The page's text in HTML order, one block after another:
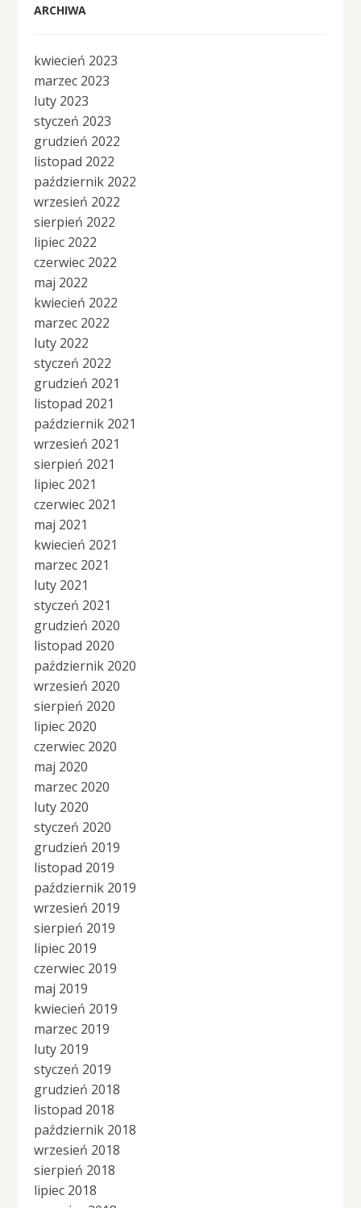
ARCHIWA
kwiecień 2023
marzec 2023
luty 2023
styczeń 2023
grudzień 2022
listopad 2022
październik 2022
wrzesień 2022
sierpień 2022
lipiec 2022
czerwiec 2022
maj 2022
kwiecień 2022
marzec 2022
luty 2022
styczeń 2022
grudzień 2021
listopad 2021
październik 2021
wrzesień 2021
sierpień 2021
lipiec 2021
czerwiec 2021
maj 2021
kwiecień 2021
marzec 2021
luty 2021
styczeń 2021
grudzień 2020
listopad 2020
październik 2020
wrzesień 2020
sierpień 2020
lipiec 2020
czerwiec 2020
maj 2020
marzec 2020
luty 2020
styczeń 2020
grudzień 2019
listopad 2019
październik 2019
wrzesień 2019
sierpień 2019
lipiec 2019
czerwiec 2019
maj 2019
kwiecień 2019
marzec 2019
luty 2019
styczeń 2019
grudzień 2018
listopad 2018
październik 2018
wrzesień 2018
sierpień 2018
lipiec 2018